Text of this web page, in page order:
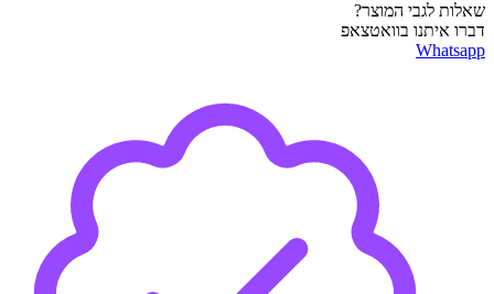
היה:
₪235.00.
הוא:
₪189.00.
שאלות לגבי המוצר?
דברו איתנו בוואטצאפ
Whatsapp